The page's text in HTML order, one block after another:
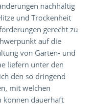
nachhaltig
und Trockenheit
gerecht zu
auf die
von Garten- und
liefern unter den
den so dringend
mit welchen
können dauerhaft